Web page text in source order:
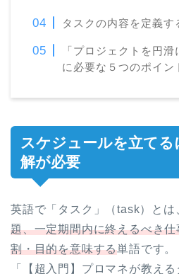
タスクの内容を定義す
「プロジェクトを円
に必要な５つのポイン
スケジュールを立て
解が必要
英語で「タスク」（task）とは
題、一定期間内に終えるべき
割・目的を意味する単語です。
「【超入門】プロマネが教え